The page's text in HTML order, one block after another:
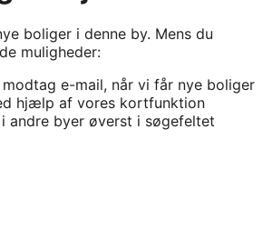
boliger i denne by. Mens du
muligheder:
e-mail, når vi får nye boliger
hjælp af vores kortfunktion
andre byer øverst i søgefeltet